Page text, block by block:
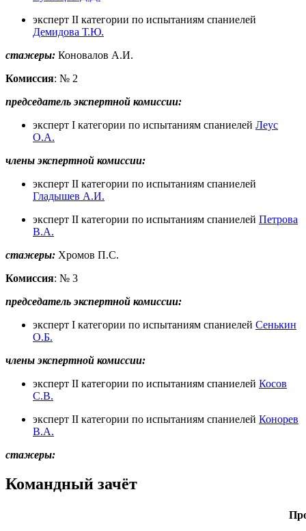
эксперт II категории по испытаниям спаниелей
Демидова Т.Ю.
стажеры: Коновалов А.И.
Комиссия: № 2
председатель экспертной комиссии:
эксперт I категории по испытаниям спаниелей Леус
О.А.
члены экспертной комиссии:
эксперт II категории по испытаниям спаниелей
Гладышев А.И.
эксперт II категории по испытаниям спаниелей Петрова
В.А.
стажеры: Хромов П.С.
Комиссия: № 3
председатель экспертной комиссии:
эксперт I категории по испытаниям спаниелей Сенькин
О.Б.
члены экспертной комиссии:
эксперт II категории по испытаниям спаниелей Косов
С.В.
эксперт II категории по испытаниям спаниелей Конорев
В.А.
стажеры:
Командный зачёт